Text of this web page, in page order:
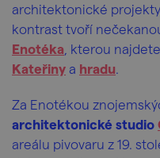
architektonické
kontrast tvoří
Enotéka , kterou
Kateřiny a hradu.
Za Enotékou
architektonické studio
areálu pivovaru z 19.